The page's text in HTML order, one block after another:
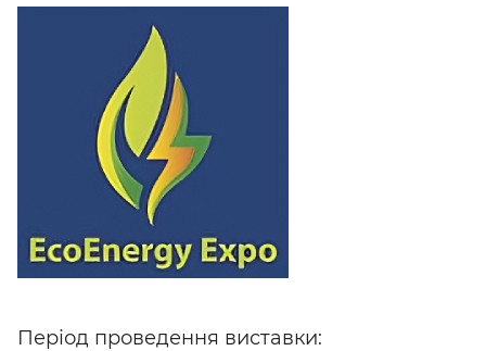
Період проведення виставки: